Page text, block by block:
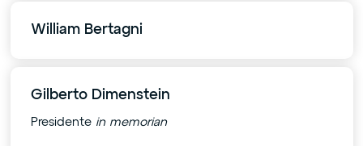
William Bertagni
Gilberto Dimenstein
Presidente in memorian